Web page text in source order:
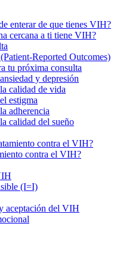
enterar de que tienes VIH?
cercana a ti tiene VIH?
Reported Outcomes)
tu próxima consulta
y depresión
calidad de vida
estigma
adherencia
calidad del sueño
contra el VIH?
contra el VIH?
(I=I)
aceptación del VIH